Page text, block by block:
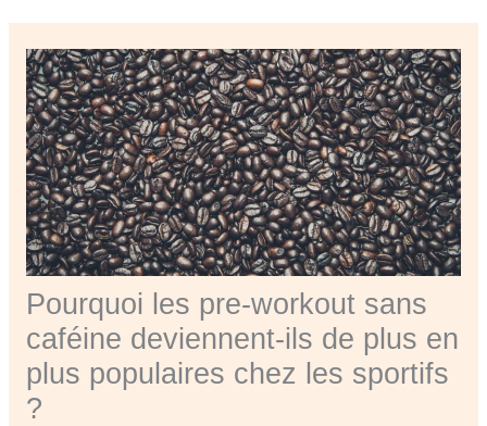
Pourquoi les pre-workout sans
caféine deviennent-ils de plus en
plus populaires chez les sportifs
?